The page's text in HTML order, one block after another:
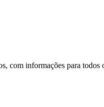
com informações para